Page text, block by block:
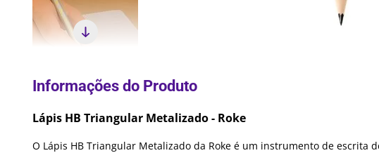
Lápis HB Triangular Metalizado - Roke
O Lápis HB Triangular Metalizado da Roke é um instrumento de escrita